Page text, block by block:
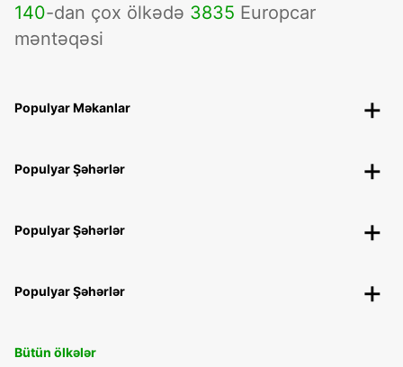
140-dan çox ölkədə 3835 Europcar
məntəqəsi
Populyar Məkanlar
Populyar Şəhərlər
Populyar Şəhərlər
Populyar Şəhərlər
Bütün ölkələr